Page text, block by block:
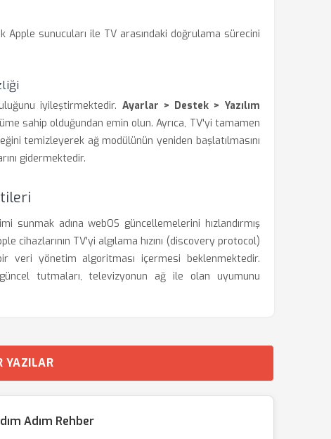
sunucuları ile TV arasındaki doğrulama sürecini
iyileştirmektedir. Ayarlar > Destek > Yazılım
sahip olduğundan emin olun. Ayrıca, TV'yi tamamen
temizleyerek ağ modülünün yeniden başlatılmasını
gidermektedir.
adına webOS güncellemelerini hızlandırmış
cihazlarının TV'yi algılama hızını (discovery protocol)
veri yönetim algoritması içermesi beklenmektedir.
güncel tutmaları, televizyonun ağ ile olan uyumunu
YAZILAR
Adım Rehber